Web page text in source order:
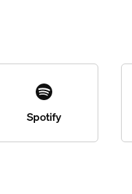
Spotify